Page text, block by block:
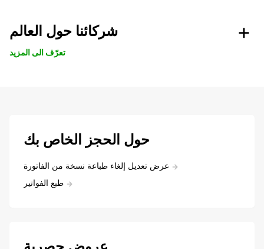
شركائنا حول العالم
تعرّف الى المزيد
حول الحجز الخاص بك
عرض تعديل إلغاء طباعة نسخة من الفاتورة
طبع الفواتير